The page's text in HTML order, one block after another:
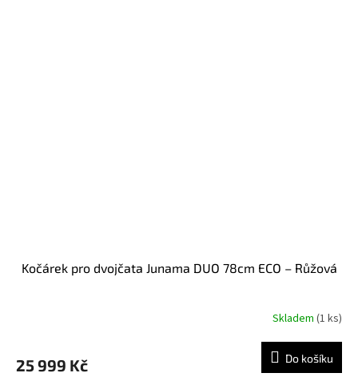
Kočárek pro dvojčata Junama DUO 78cm ECO – Růžová
Skladem (1 ks)
25 999 Kč Do košíku